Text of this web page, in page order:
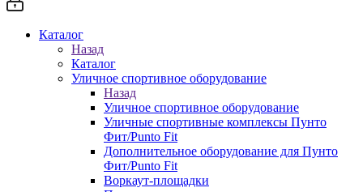
Каталог
Назад
Каталог
Уличное спортивное оборудование
Назад
Уличное спортивное оборудование
Уличные спортивные комплексы Пунто
Фит/Punto Fit
Дополнительное оборудование для Пунто
Фит/Punto Fit
Воркаут-площадки